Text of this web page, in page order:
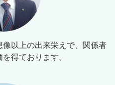
以上の出来栄えで、関係者
得ております。